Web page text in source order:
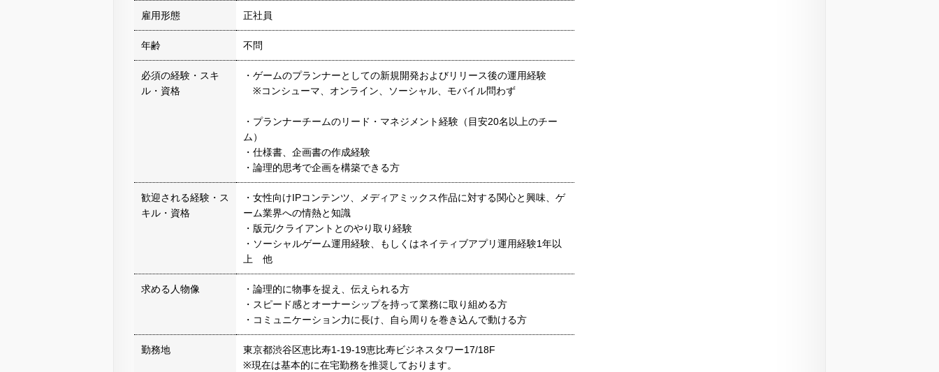
雇用形態 正社員
年齢 不問
必須の経験・スキ
ル・資格
・ゲームのプランナーとしての新規開発およびリリース後の運用経験
※コンシューマ、オンライン、ソーシャル、モバイル問わず
・プランナーチームのリード・マネジメント経験（目安20名以上のチー
ム）
・仕様書、企画書の作成経験
・論理的思考で企画を構築できる方
歓迎される経験・ス
キル・資格
・女性向けIPコンテンツ、メディアミックス作品に対する関心と興味、ゲ
ーム業界への情熱と知識
・版元/クライアントとのやり取り経験
・ソーシャルゲーム運用経験、もしくはネイティブアプリ運用経験1年以
上 他
求める人物像
・論理的に物事を捉え、伝えられる方
・スピード感とオーナーシップを持って業務に取り組める方
・コミュニケーション力に長け、自ら周りを巻き込んで動ける方
勤務地
東京都渋谷区恵比寿1-19-19恵比寿ビジネスタワー17/18F
※現在は基本的に在宅勤務を推奨しております。